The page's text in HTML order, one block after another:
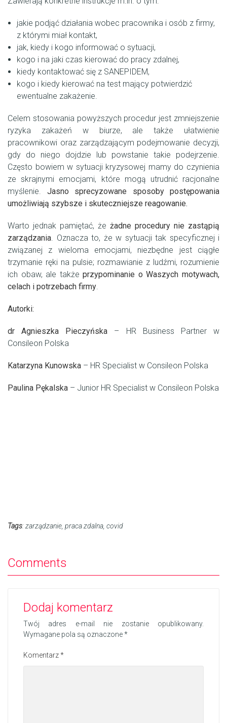
jakie podjąć działania wobec pracownika i osób z firmy,
z którymi miał kontakt,
jak, kiedy i kogo informować o sytuacji,
kogo i na jaki czas kierować do pracy zdalnej,
kiedy kontaktować się z SANEPIDEM,
kogo i kiedy kierować na test mający potwierdzić
ewentualne zakażenie.
Celem stosowania powyższych procedur jest zmniejszenie
ryzyka zakażeń w biurze, ale także ułatwienie
pracownikowi oraz zarządzającym podejmowanie decyzji,
gdy do niego dojdzie lub powstanie takie podejrzenie.
Często bowiem w sytuacji kryzysowej mamy do czynienia
ze skrajnymi emocjami, które mogą utrudnić racjonalne
myślenie. Jasno sprecyzowane sposoby postępowania
umożliwiają szybsze i skuteczniejsze reagowanie.
Warto jednak pamiętać, że żadne procedury nie zastąpią
zarządzania . Oznacza to, że w sytuacji tak specyficznej i
związanej z wieloma emocjami, niezbędne jest ciągłe
trzymanie ręki na pulsie; rozmawianie z ludźmi, rozumienie
ich obaw, ale takżeprzypominanie o Waszych motywach,
celach i potrzebach firmy
Autorki:
dr Agnieszka Pieczyńska – HR Business Partner w
Consileon Polska
Katarzyna Kunowska – HR Specialist w Consileon Polska
Paulina Pękalska – Junior HR Specialist w Consileon Polska
Tags:zarządzanie praca zdalna covid
Comments
Dodaj komentarz
Twój adres e-mail nie zostanie opublikowany.
Wymagane pola są oznaczone*
Komentarz*